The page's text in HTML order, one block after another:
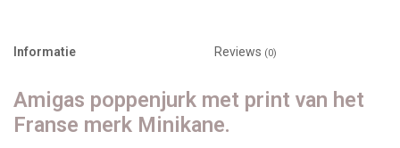
Informatie Reviews (0)
Amigas poppenjurk met print van het
Franse merk Minikane.